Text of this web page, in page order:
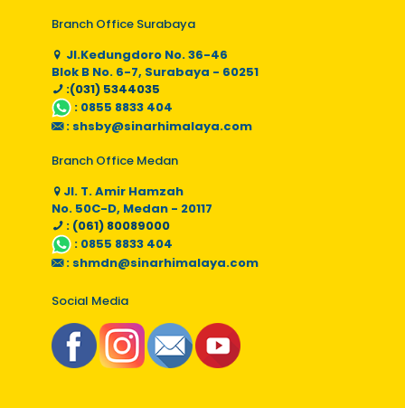
Branch Office Surabaya
Jl.Kedungdoro No. 36-46
Blok B No. 6-7, Surabaya - 60251
:(031) 5344035
: 0855 8833 404
: shsby@sinarhimalaya.com
Branch Office Medan
Jl. T. Amir Hamzah
No. 50C-D, Medan - 20117
: (061) 80089000
: 0855 8833 404
: shmdn@sinarhimalaya.com
Social Media